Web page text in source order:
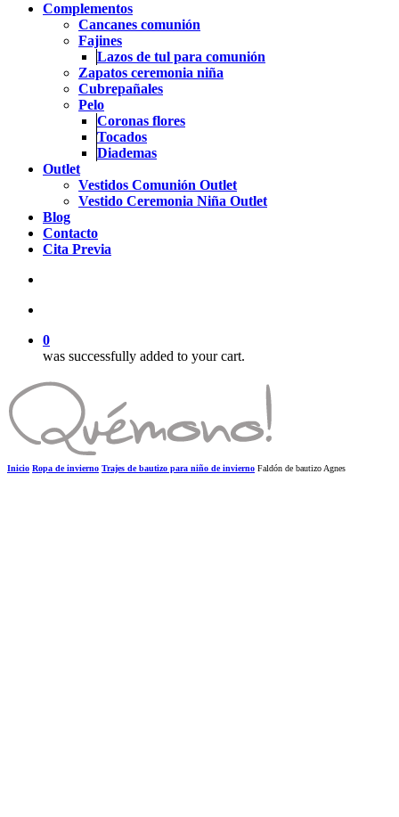
Complementos
Cancanes comunión
Fajines
Lazos de tul para comunión
Zapatos ceremonia niña
Cubrepañales
Pelo
Coronas flores
Tocados
Diademas
Outlet
Vestidos Comunión Outlet
Vestido Ceremonia Niña Outlet
Blog
Contacto
Cita Previa
0
was successfully added to your cart.
Inicio Ropa de invierno Trajes de bautizo para niño de invierno Faldón de bautizo Agnes